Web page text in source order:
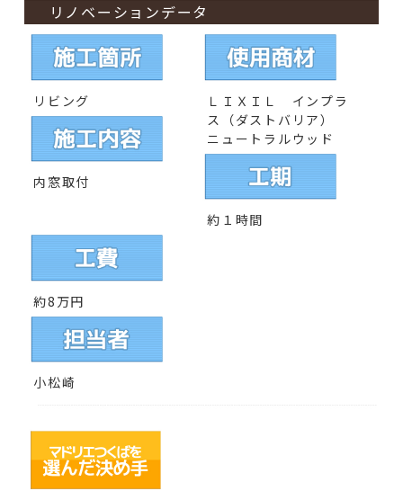
リノベーションデータ
リビング
内窓取付
ＬＩＸＩＬ インプラ
ス（ダストバリア）
ニュートラルウッド
約１時間
約8 万円
小松崎